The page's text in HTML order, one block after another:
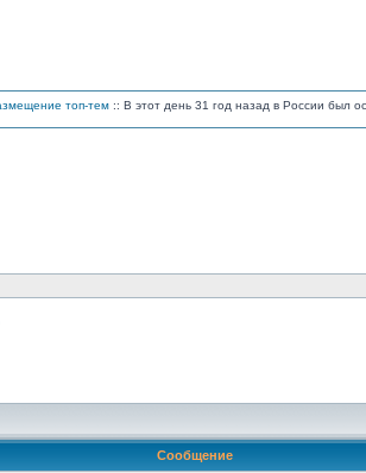
топ-тем :: В этот день 31 год назад в России был
Сообщение